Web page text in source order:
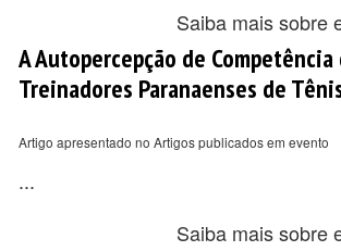
Saiba mais sobre
A Autopercepção de Competência
Treinadores Paranaenses de
Artigo apresentado no Artigos publicados em evento
...
Saiba mais sobre